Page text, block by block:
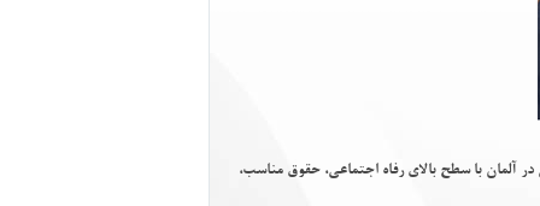
آلمان با سطح بالاي رفاه اجتماعي، حقوق مناسب،